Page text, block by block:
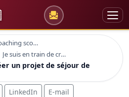
forum Coaching scolaire
Je suis en train de créer un projet de séjour de rupture sur
un projet de séjour de
LinkedIn E-mail